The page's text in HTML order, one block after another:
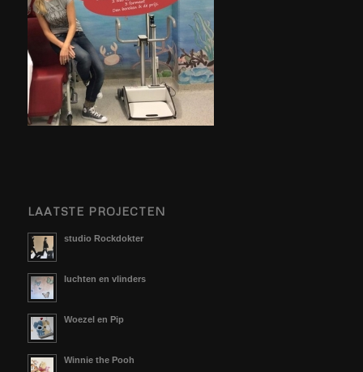
LAATSTE PROJECTEN
studio Rockdokter
luchten en vlinders
Woezel en Pip
Winnie the Pooh